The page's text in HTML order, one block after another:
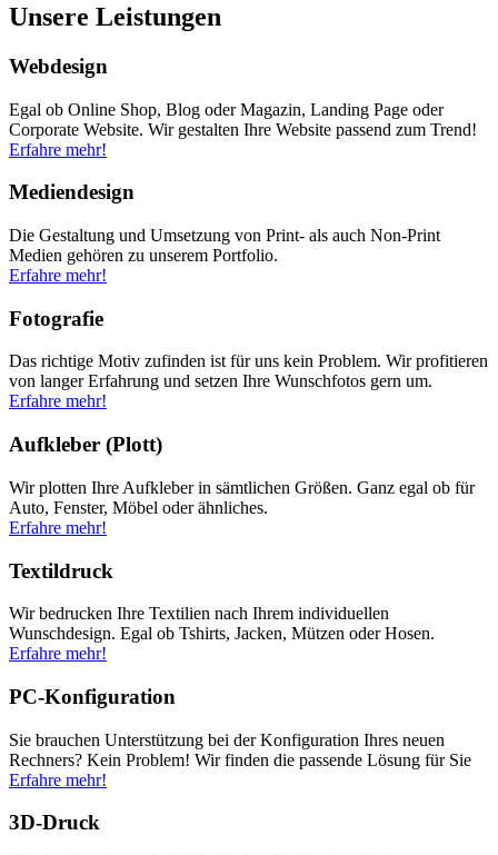
Unsere Leistungen
Webdesign
Egal ob Online Shop, Blog oder Magazin, Landing Page oder
Corporate Website. Wir gestalten Ihre Website passend zum Trend!
Erfahre mehr!
Mediendesign
Die Gestaltung und Umsetzung von Print- als auch Non-Print
Medien gehören zu unserem Portfolio.
Erfahre mehr!
Fotografie
Das richtige Motiv zufinden ist für uns kein Problem. Wir profitieren
von langer Erfahrung und setzen Ihre Wunschfotos gern um.
Erfahre mehr!
Aufkleber (Plott)
Wir plotten Ihre Aufkleber in sämtlichen Größen. Ganz egal ob für
Auto, Fenster, Möbel oder ähnliches.
Erfahre mehr!
Textildruck
Wir bedrucken Ihre Textilien nach Ihrem individuellen
Wunschdesign. Egal ob Tshirts, Jacken, Mützen oder Hosen.
Erfahre mehr!
PC-Konfiguration
Sie brauchen Unterstützung bei der Konfiguration Ihres neuen
Rechners? Kein Problem! Wir finden die passende Lösung für Sie
Erfahre mehr!
3D-Druck